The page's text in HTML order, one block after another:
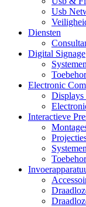
Usb
Diensten
Digital Signage
Electronic
Displays
Interactieve